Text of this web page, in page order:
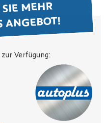
MEHR
ANGEBOT!
Verfügung: